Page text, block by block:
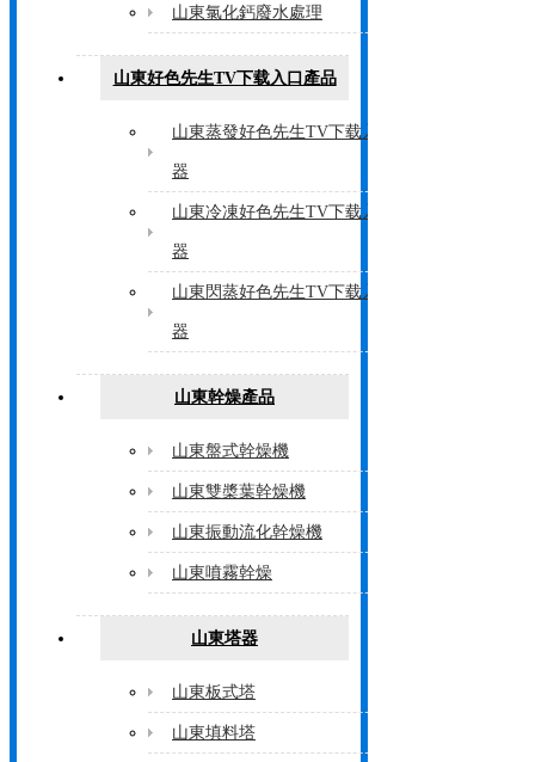
山東氯化鈣廢水處理
山東好色先生TV下载入口產品
山東蒸發好色先生TV下载入口
器
山東冷凍好色先生TV下载入口
器
山東閃蒸好色先生TV下载入口
器
山東幹燥產品
山東盤式幹燥機
山東雙槳葉幹燥機
山東振動流化幹燥機
山東噴霧幹燥
山東塔器
山東板式塔
山東填料塔